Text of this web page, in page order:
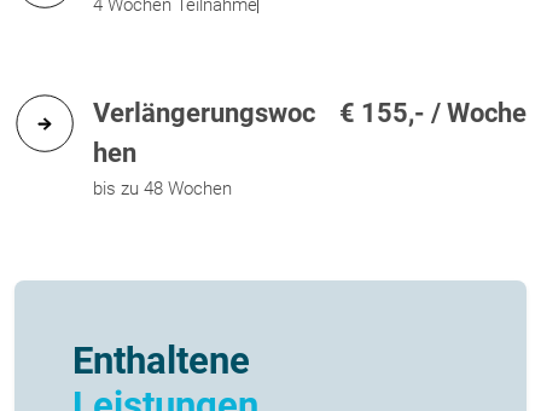
4 Wochen Teilnahme
Verlängerungswoc
hen
€ 155,- / Woche
bis zu 48 Wochen
Enthaltene